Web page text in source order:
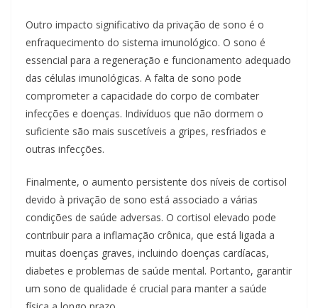
Outro impacto significativo da privação de sono é o
enfraquecimento do sistema imunológico. O sono é
essencial para a regeneração e funcionamento adequado
das células imunológicas. A falta de sono pode
comprometer a capacidade do corpo de combater
infecções e doenças. Indivíduos que não dormem o
suficiente são mais suscetíveis a gripes, resfriados e
outras infecções.
Finalmente, o aumento persistente dos níveis de cortisol
devido à privação de sono está associado a várias
condições de saúde adversas. O cortisol elevado pode
contribuir para a inflamação crônica, que está ligada a
muitas doenças graves, incluindo doenças cardíacas,
diabetes e problemas de saúde mental. Portanto, garantir
um sono de qualidade é crucial para manter a saúde